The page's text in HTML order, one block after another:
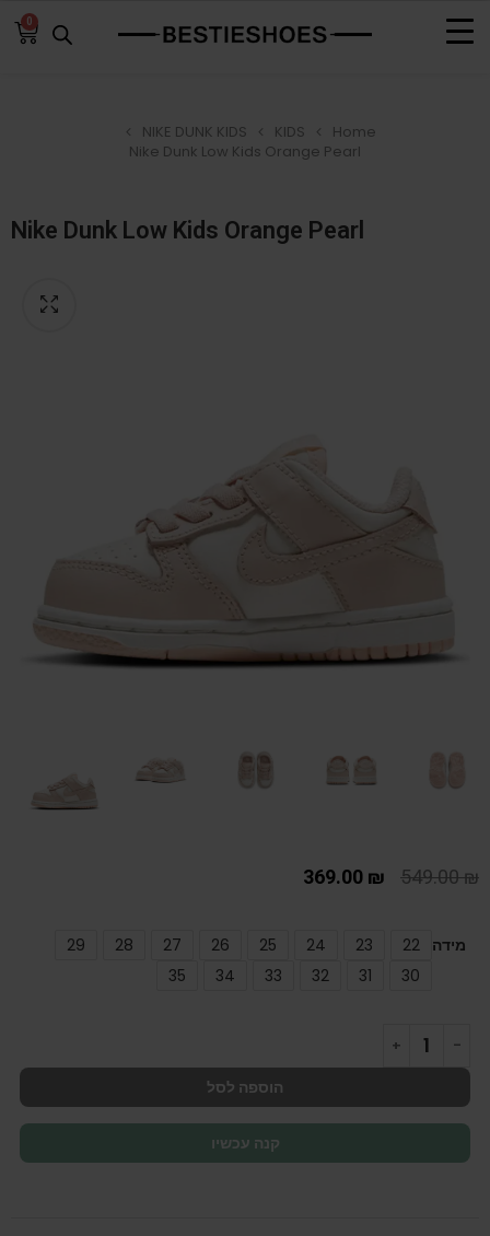
0
Home
KIDS
NIKE DUNK KIDS
Nike Dunk Low Kids Orange Pearl
Nike Dunk Low Kids Orange Pearl
549.00₪
369.00 ₪
מידה 22
23
24
25
26
27
28
29
30
31
32
33
34
35
הוספה לסל
קנה עכשיו